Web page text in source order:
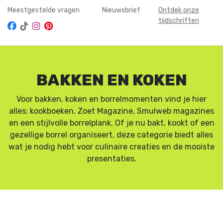
Meestgestelde vragen Nieuwsbrief
Ontdek onze
tijdschriften
BAKKEN EN KOKEN
Voor bakken, koken en borrelmomenten vind je hier
alles: kookboeken, Zoet Magazine, Smulweb magazines
en een stijlvolle borrelplank. Of je nu bakt, kookt of een
gezellige borrel organiseert, deze categorie biedt alles
wat je nodig hebt voor culinaire creaties en de mooiste
presentaties.